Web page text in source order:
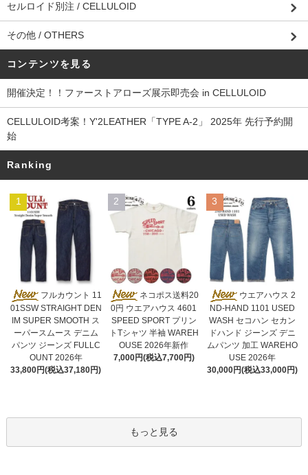
セルロイド別注 / CELLULOID
その他 / OTHERS
コンテンツを見る
開催決定！！ファーストアローズ展示即売会 in CELLULOID
CELLULOID考案！Y'2LEATHER「TYPE A-2」 2025年 先行予約開
始
Ranking
1
フルカウント 11
01SSW STRAIGHT DEN
IM SUPER SMOOTH ス
ーパースムース デニム
パンツ ジーンズ FULLC
OUNT 2026年
33,800円(税込37,180円)
2
ネコポス送料20
0円 ウエアハウス 4601
SPEED SPORT プリン
トTシャツ 半袖 WAREH
OUSE 2026年新作
7,000円(税込7,700円)
3
ウエアハウス 2
ND-HAND 1101 USED
WASH セコハン セカン
ドハンド ジーンズ デニ
ムパンツ 加工 WAREHO
USE 2026年
30,000円(税込33,000円)
もっと見る